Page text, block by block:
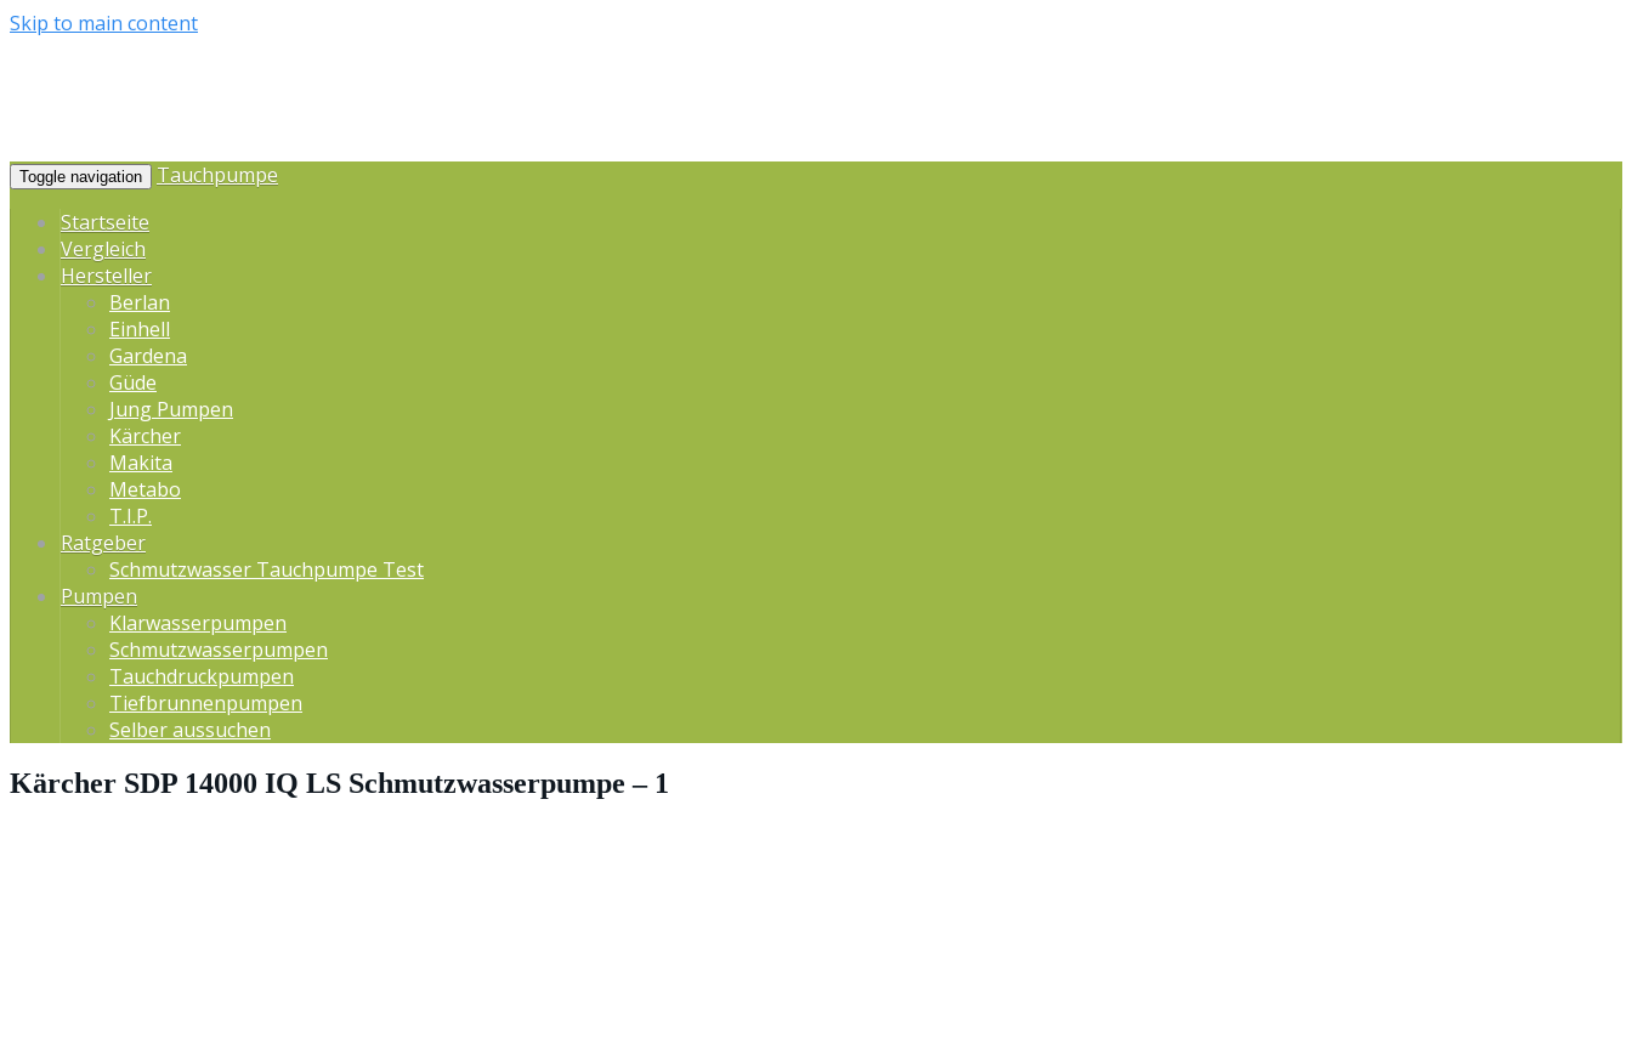
Skip to main content
Toggle navigation
Tauchpumpe
Startseite
Vergleich
Hersteller
Berlan
Einhell
Gardena
Güde
Jung Pumpen
Kärcher
Makita
Metabo
T.I.P.
Ratgeber
Schmutzwasser Tauchpumpe Test
Pumpen
Klarwasserpumpen
Schmutzwasserpumpen
Tauchdruckpumpen
Tiefbrunnenpumpen
Selber aussuchen
Kärcher SDP 14000 IQ LS Schmutzwasserpumpe – 1